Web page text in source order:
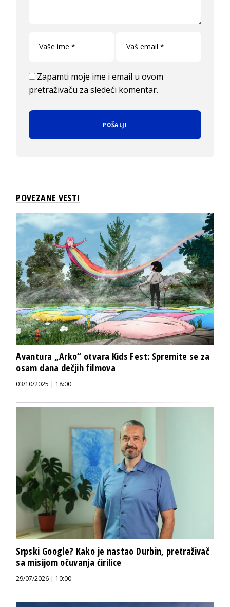
Zapamti moje ime i email u ovom
pretraživaču za sledeći komentar.
POVEZANE VESTI
Avantura „Arko“ otvara Kids Fest: Spremite se za
osam dana dečjih filmova
03/10/2025 | 18:00
Srpski Google? Kako je nastao Durbin, pretraživač
sa misijom očuvanja ćirilice
29/07/2026 | 10:00